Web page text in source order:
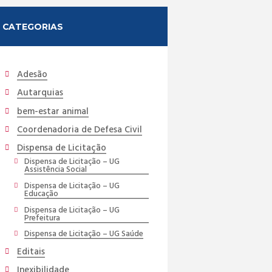
CATEGORIAS
Adesão
Autarquias
bem-estar animal
Coordenadoria de Defesa Civil
Dispensa de Licitação
Dispensa de Licitação – UG
Assistência Social
Dispensa de Licitação – UG
Educação
Dispensa de Licitação – UG
Prefeitura
Dispensa de Licitação – UG Saúde
Editais